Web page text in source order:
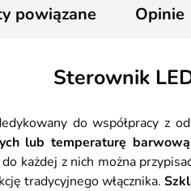
powiązane Opinie
Sterownik
do współpracy z
lub temperaturę
do każdej z nich można
tradycyjnego włącznika.